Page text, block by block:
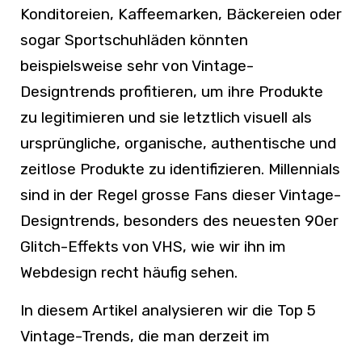
Konditoreien, Kaffeemarken, Bäckereien oder
sogar Sportschuhläden könnten
beispielsweise sehr von Vintage-
Designtrends profitieren, um ihre Produkte
zu legitimieren und sie letztlich visuell als
ursprüngliche, organische, authentische und
zeitlose Produkte zu identifizieren. Millennials
sind in der Regel grosse Fans dieser Vintage-
Designtrends, besonders des neuesten 90er
Glitch-Effekts von VHS, wie wir ihn im
Webdesign recht häufig sehen.
In diesem Artikel analysieren wir die Top 5
Vintage-Trends, die man derzeit im